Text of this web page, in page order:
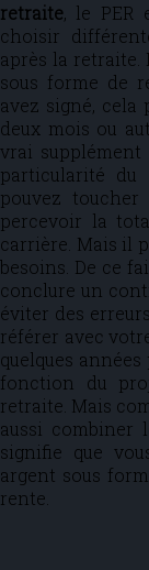
retraite, le PER
choisir
après la retraite.
sous forme de
avez signé, cela
deux mois ou
vrai
particularité
pouvez
percevoir la
carrière. Mais il
besoins. De ce
conclure un
éviter des
référer avec
quelques
fonction du
retraite. Mais
aussi combiner
signifie que
argent sous
rente.